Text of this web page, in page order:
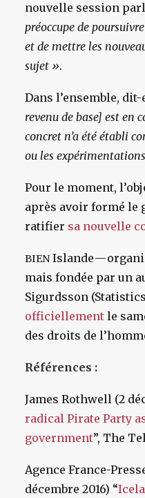
nouvelle session
préoccupe de
et de mettre les
sujet ».
Dans l’ensemble, dit-
revenu de base] est en
concret n’a été établi
ou les
Pour le moment,
après avoir formé le
ratifier sa nouvelle
BIEN Islande —
mais fondée par un
Sigurdsson
officiellement le
des droits de
Références :
James Rothwell (2
radical Pirate Party
government”, The
Agence France-
décembre 2016) “